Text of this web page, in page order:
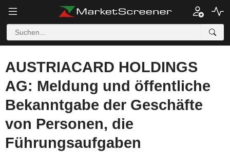
AUSTRIACARD HOLDINGS
AG: Meldung und öffentliche
Bekanntgabe der Geschäfte
von Personen, die
Führungsaufgaben